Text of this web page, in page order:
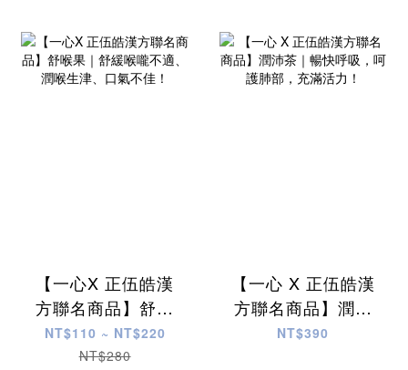
【一心X 正伍皓漢
方聯名商品】舒喉
果｜舒緩喉嚨不
適、潤喉生津、口
NT$110 ~ NT$220
NT$280
【一心 X 正伍皓漢
方聯名商品】潤沛
茶｜暢快呼吸，呵
NT$390